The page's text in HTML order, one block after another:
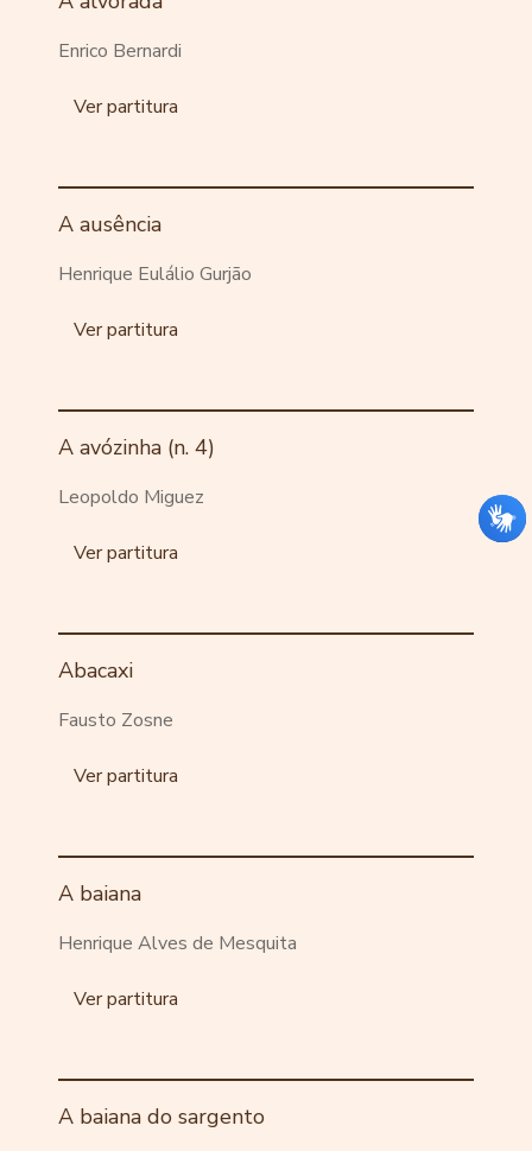
Enrico Bernardi
Ver partitura
A ausência
Henrique Eulálio Gurjão
Ver partitura
A avózinha (n. 4)
Leopoldo Miguez
Ver partitura
Abacaxi
Fausto Zosne
Ver partitura
A baiana
Henrique Alves de Mesquita
Ver partitura
A baiana do sargento